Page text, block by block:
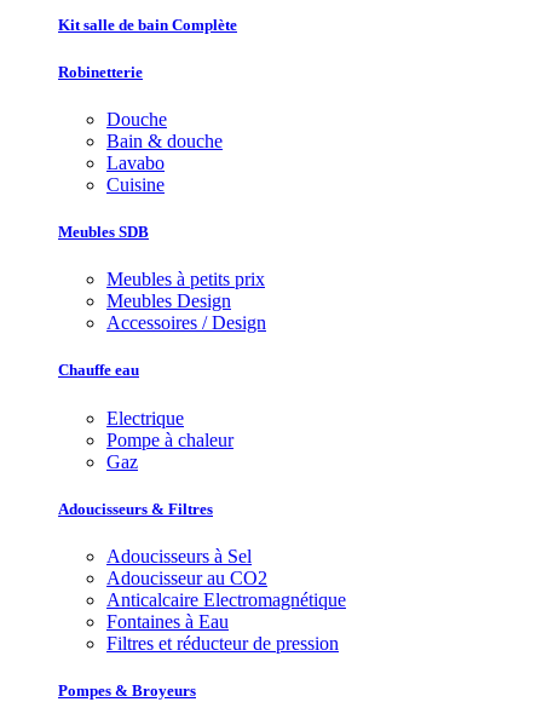
Kit salle de bain Complète
Robinetterie
Douche
Bain & douche
Lavabo
Cuisine
Meubles SDB
Meubles à petits prix
Meubles Design
Accessoires / Design
Chauffe eau
Electrique
Pompe à chaleur
Gaz
Adoucisseurs & Filtres
Adoucisseurs à Sel
Adoucisseur au CO2
Anticalcaire Electromagnétique
Fontaines à Eau
Filtres et réducteur de pression
Pompes & Broyeurs